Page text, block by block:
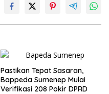
Pastikan Tepat Sasaran,
Bappeda Sumenep Mulai
Verifikasi 208 Pokir DPRD